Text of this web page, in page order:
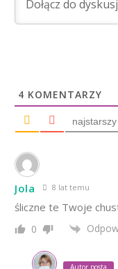
4 KOMENTARZY
najstarszy
Jola 8 lat temu
śliczne te Twoje
0